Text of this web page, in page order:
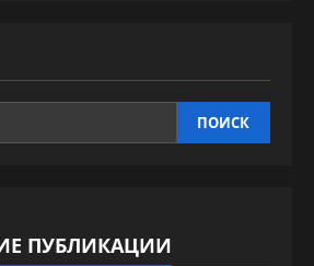
ПОИСК
ПУБЛИКАЦИИ